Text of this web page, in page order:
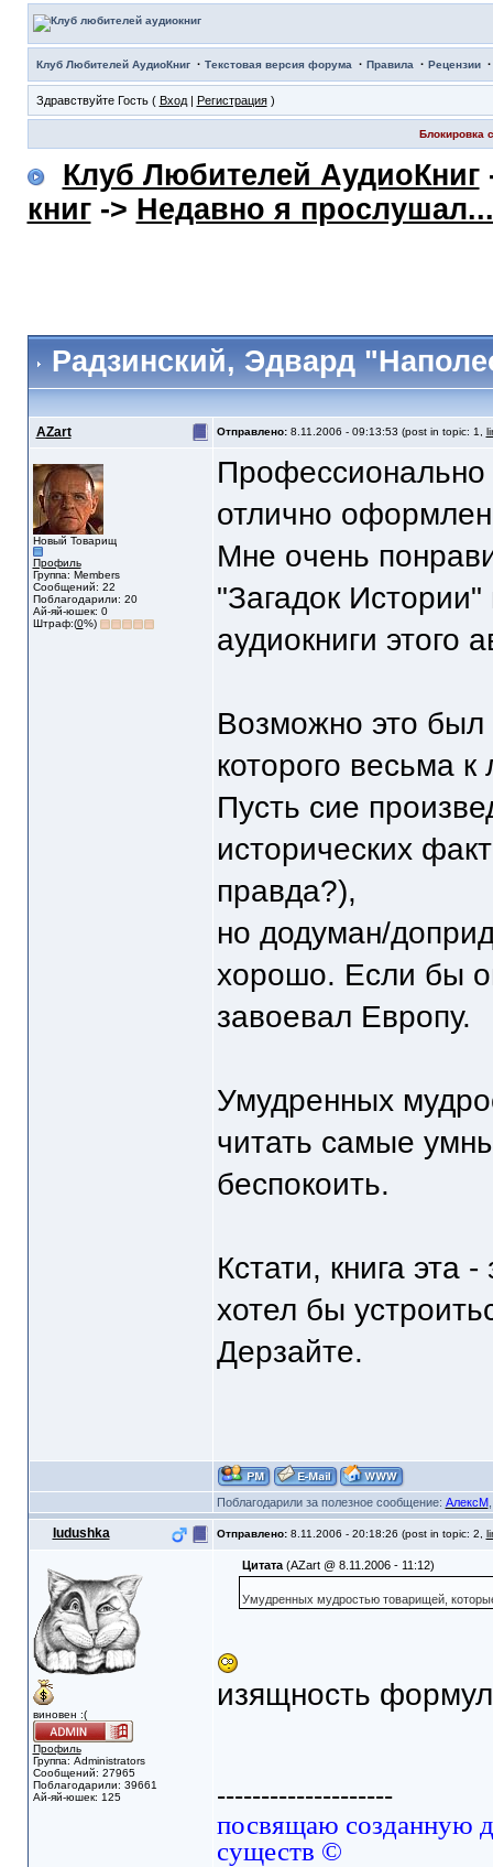
Клуб Любителей АудиоКниг· Текстовая версия форума · Правила · Рецензии
Здравствуйте Гость ( Вход| Регистрация)
Блокировка
Клуб Любителей АудиоКниг
книг-> Недавно я прослушал...
Радзинский, Эдвард
AZart Отправлено: 8.11.2006 - 09:13:53 (post in topic: 1,
Новый Товарищ
Профиль
Группа: Members
Сообщений: 22
Поблагодарили: 20
Ай-яй-юшек: 0
Штраф:(0%)
Профессионально
отлично
Мне oчень
"Загадок Истории"
аудиокниги этого
Возможно это был
которого весьма
Пусть сие
исторических
правда?),
но додуман/
хорошо. Если бы
завоевал Европу.
Умудренных
читать самые
беспокоить.
Кстати, книга эта
хотел бы
Дерзайте.
Поблагодарили за полезное сообщение: АлексМ
Iudushka Отправлено: 8.11.2006 - 20:18:26 (post in topic: 2,
виновен :(
Профиль
Группа: Administrators
Сообщений: 27965
Поблагодарили: 39661
Ай-яй-юшек: 125
Цитата(AZart @ 8.11.2006 - 11:12)
Умудренных мудростью товарищей,
изящность
--------------------
посвящаю созданную
существ ©